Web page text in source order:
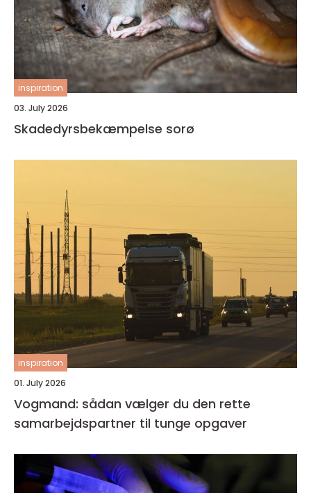
inspiration
03. July 2026
Skadedyrsbekæmpelse sorø
inspiration
01. July 2026
Vogmand: sådan vælger du den rette
samarbejdspartner til tunge opgaver